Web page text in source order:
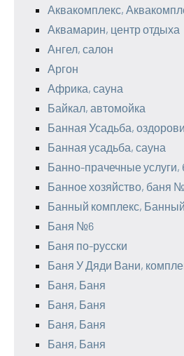
Аквакомплекс,
Аквамарин, центр отдыха
Ангел, салон
Аргон
Африка, сауна
Байкал, автомойка
Банная Усадьба,
Банная усадьба, сауна
Банно-прачечные
Банное хозяйство, баня
Банный комплекс,
Баня №6
Баня по-русски
Баня У Дяди Вани,
Баня, Баня
Баня, Баня
Баня, Баня
Баня, Баня